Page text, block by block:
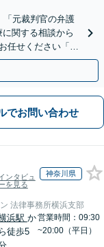
「元裁判官の弁護
関する相談から
任せください「重
でお問い合わせ
ンタビュ
を見る
神奈川県
法律事務所横浜支部
浜駅 か
ら徒歩5
営業時間：09:30
~20:00（平日）